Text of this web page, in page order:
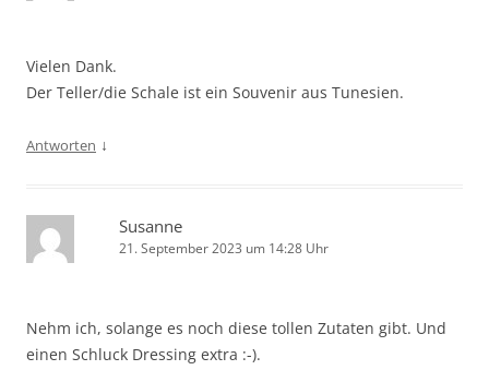
Vielen Dank.
Der Teller/die Schale ist ein Souvenir aus Tunesien.
Antworten ↓
Susanne
21. September 2023 um 14:28 Uhr
Nehm ich, solange es noch diese tollen Zutaten gibt. Und
einen Schluck Dressing extra :-).